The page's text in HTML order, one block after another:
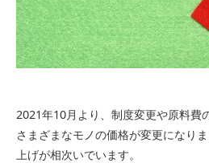
2021年10月より、制度変更や原料費
さまざまなモノの価格が変更になり
上げが相次いでいます。